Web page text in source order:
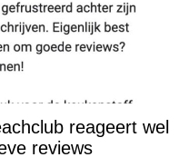
reageert wel
reviews